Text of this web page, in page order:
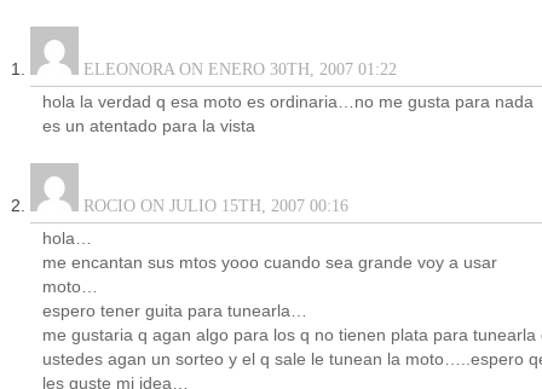
ELEONORA ON ENERO 30TH, 2007 01:22
hola la verdad q esa moto es ordinaria…no me gusta para nada
es un atentado para la vista
ROCIO ON JULIO 15TH, 2007 00:16
hola…
me encantan sus mtos yooo cuando sea grande voy a usar
moto…
espero tener guita para tunearla…
me gustaria q agan algo para los q no tienen plata para tunearla
ustedes agan un sorteo y el q sale le tunean la moto…..espero
les guste mi idea…